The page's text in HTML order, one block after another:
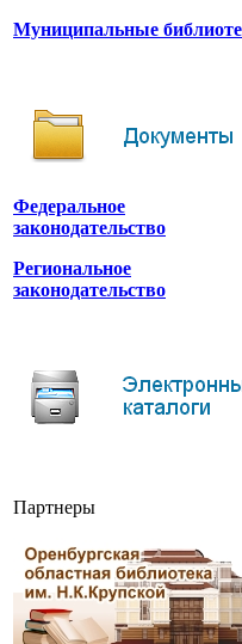
Муниципальные
Федеральное
законодательство
Региональное
законодательство
Партнеры